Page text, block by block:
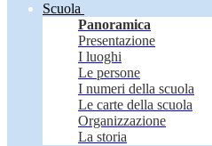
Scuola
Panoramica
Presentazione
I luoghi
Le persone
I numeri della scuola
Le carte della scuola
Organizzazione
La storia